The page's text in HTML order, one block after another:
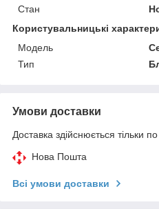
Стан
Користувальницькі
Модель
Тип
Умови доставки
Доставка здійснюється тільки
Нова Пошта
Всі умови доставки